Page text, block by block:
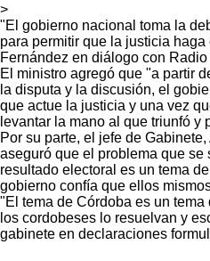
>
"El gobierno nacional toma la
para permitir que la justicia
Fernández en diálogo con Radio
El ministro agregó que "a partir
la disputa y la discusión, el
que actue la justicia y una vez
levantar la mano al que triunfó y
Por su parte, el jefe de
aseguró que el problema que se
resultado electoral es un tema
gobierno confía que ellos
"El tema de Córdoba es un
los cordobeses lo resuelvan y
gabinete en declaraciones